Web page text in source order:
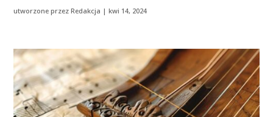
utworzone przezRedakcja |kwi 14, 2024